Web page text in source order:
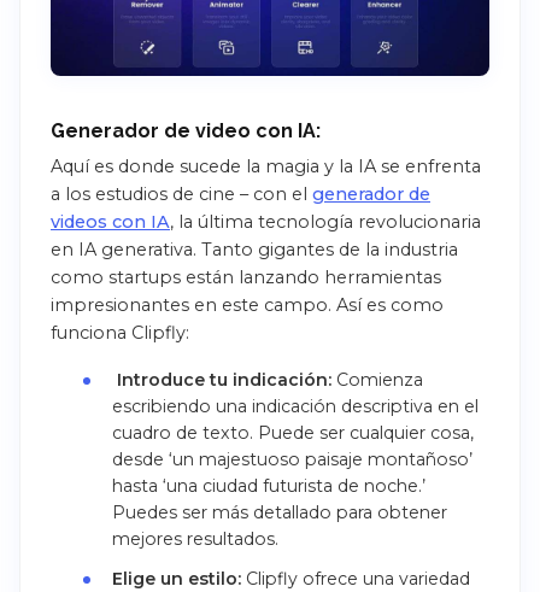
Generador de video con IA:
Aquí es donde sucede la magia y la IA se enfrenta
a los estudios de cine – con el generador de
videos con IA, la última tecnología revolucionaria
en IA generativa. Tanto gigantes de la industria
como startups están lanzando herramientas
impresionantes en este campo. Así es como
funciona Clipfly:
Introduce tu indicación:Comienza
escribiendo una indicación descriptiva en el
cuadro de texto. Puede ser cualquier cosa,
desde ‘un majestuoso paisaje montañoso’
hasta ‘una ciudad futurista de noche.’
Puedes ser más detallado para obtener
mejores resultados.
Elige un estilo:Clipfly ofrece una variedad